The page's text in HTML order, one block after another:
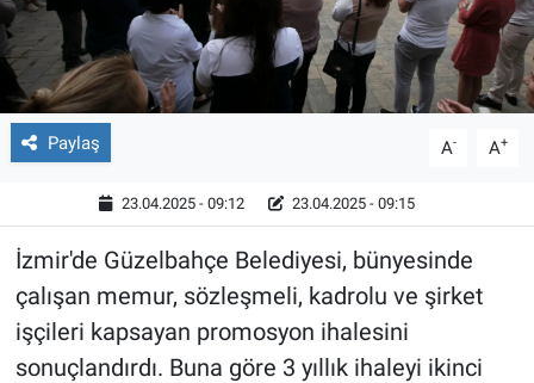
Paylaş A- A+
23.04.2025 - 09:12 23.04.2025 - 09:15
İzmir'de Güzelbahçe Belediyesi, bünyesinde
çalışan memur, sözleşmeli, kadrolu ve şirket
işçileri kapsayan promosyon ihalesini
sonuçlandırdı. Buna göre 3 yıllık ihaleyi ikinci
Video Galeri